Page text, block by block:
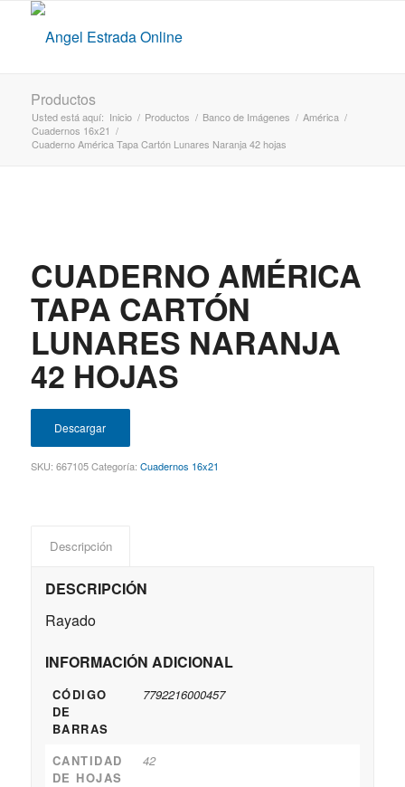
Productos
Usted está aquí: Inicio / Productos / Banco de Imágenes / América /
Cuadernos 16x21 /
Cuaderno América Tapa Cartón Lunares Naranja 42 hojas
CUADERNO AMÉRICA
TAPA CARTÓN
LUNARES NARANJA
42 HOJAS
Descargar
SKU: 667105 Categoría: Cuadernos 16x21
Descripción
DESCRIPCIÓN
Rayado
INFORMACIÓN ADICIONAL
CÓDIGO
DE
BARRAS
7792216000457
CANTIDAD
DE HOJAS
42